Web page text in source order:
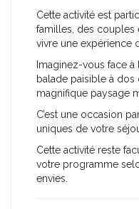
Cette activité est
familles, des couples
vivre une expérience
Imaginez-vous face à
balade paisible à dos
magnifique paysage
C’est une occasion
uniques de votre
Cette activité reste
votre programme
envies.